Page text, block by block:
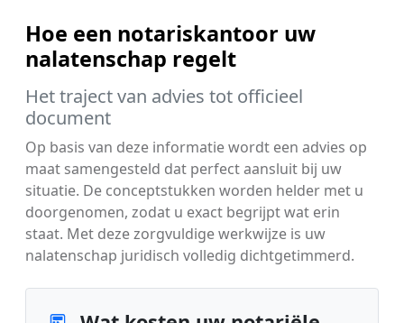
Hoe een notariskantoor uw
nalatenschap regelt
Het traject van advies tot officieel
document
Op basis van deze informatie wordt een advies op
maat samengesteld dat perfect aansluit bij uw
situatie. De conceptstukken worden helder met u
doorgenomen, zodat u exact begrijpt wat erin
staat. Met deze zorgvuldige werkwijze is uw
nalatenschap juridisch volledig dichtgetimmerd.